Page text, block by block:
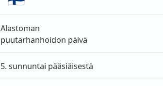
Alastoman
puutarhanhoidon päivä
5. sunnuntai pääsiäisestä